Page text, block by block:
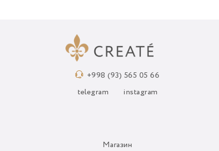
+998 (93) 565 05 66
telegram instagram
Магазин